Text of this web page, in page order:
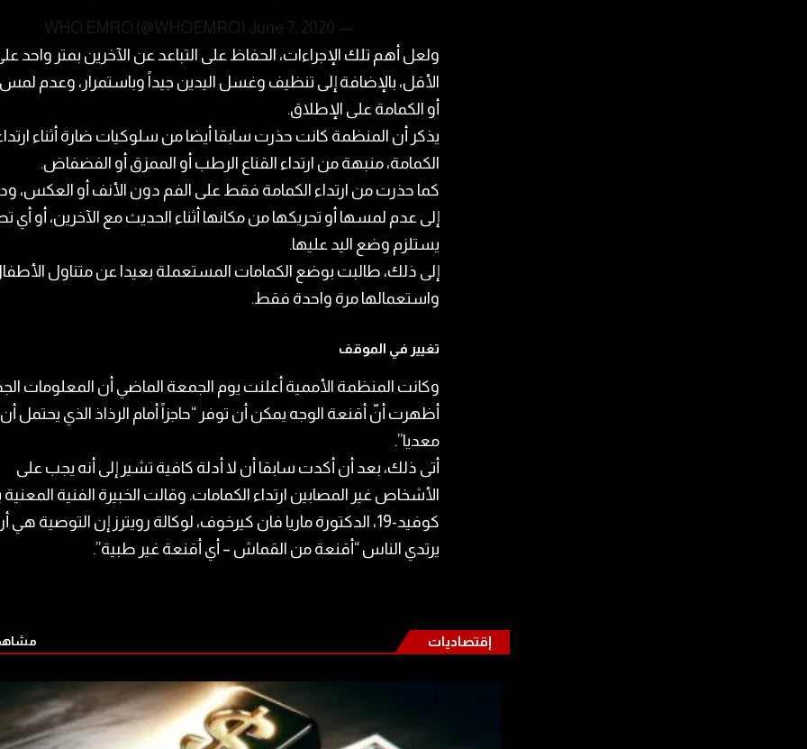
— WHO EMRO (@WHOEMRO)
June 7, 2020
ولعل أهم تلك الإجراءات، الحفاظ على التباعد عن الآخرين بمتر واحد
الأقل، بالإضافة إلى تنظيف وغسل اليدين جيداً وباستمرار، وعدم لمس
أو الكمامة على الإطلاق.
يذكر أن المنظمة كانت حذرت سابقا أيضا من سلوكيات ضارة أثناء
الكمامة، منبهة من ارتداء القناع الرطب أو الممزق أو الفضفاض.
كما حذرت من ارتداء الكمامة فقط على الفم دون الأنف أو العكس،
إلى عدم لمسها أو تحريكها من مكانها أثناء الحديث مع الآخرين، أو أي
يستلزم وضع اليد عليها.
إلى ذلك، طالبت بوضع الكمامات المستعملة بعيدا عن متناول
واستعمالها مرة واحدة فقط.
تغيير في الموقف
وكانت المنظمة الأممية أعلنت يوم الجمعة الماضي أن المعلومات
أظهرت أنّ أقنعة الوجه يمكن أن توفر “حاجزاً أمام الرذاذ الذي يحتمل
معديا”.
أتى ذلك، بعد أن أكدت سابقا أن لا أدلة كافية تشير إلى أنه يجب على
الأشخاص غير المصابين ارتداء الكمامات. وقالت الخبيرة الفنية
كوفيد-19، الدكتورة ماريا فان كيرخوف، لوكالة رويترز إن التوصية هي
يرتدي الناس “أقنعة من القماش – أي أقنعة غير طبية”.
إقتصاديات